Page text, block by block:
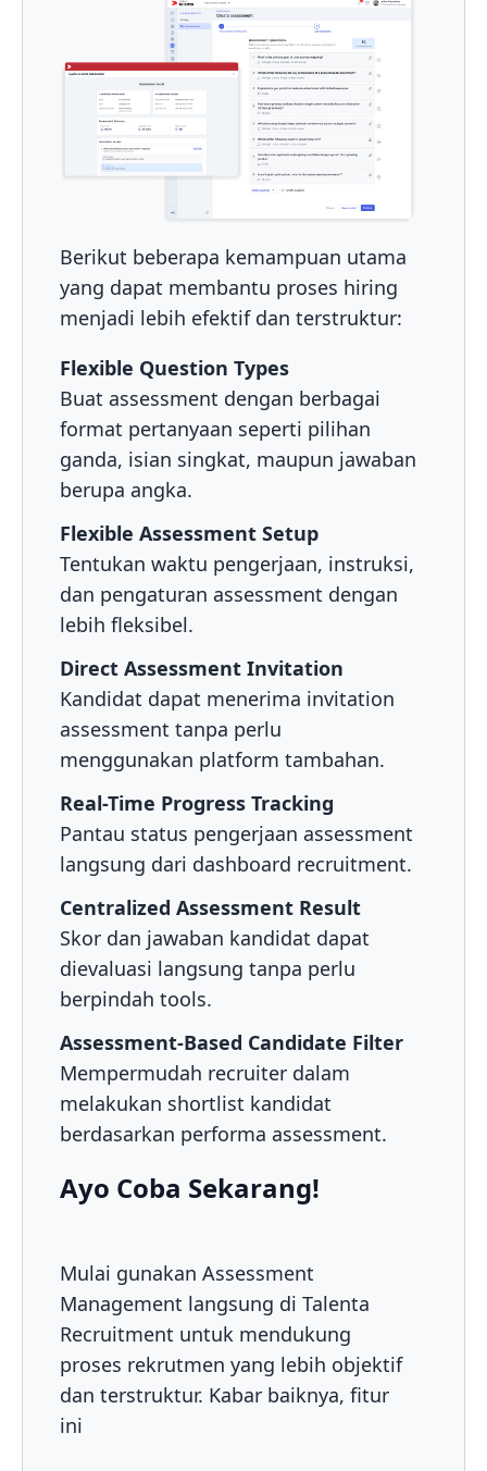
Berikut beberapa kemampuan utama
yang dapat membantu proses hiring
menjadi lebih efektif dan terstruktur:
Flexible Question Types
Buat assessment dengan berbagai
format pertanyaan seperti pilihan
ganda, isian singkat, maupun jawaban
berupa angka.
Flexible Assessment Setup
Tentukan waktu pengerjaan, instruksi,
dan pengaturan assessment dengan
lebih fleksibel.
Direct Assessment Invitation
Kandidat dapat menerima invitation
assessment tanpa perlu
menggunakan platform tambahan.
Real-Time Progress Tracking
Pantau status pengerjaan assessment
langsung dari dashboard recruitment.
Centralized Assessment Result
Skor dan jawaban kandidat dapat
dievaluasi langsung tanpa perlu
berpindah tools.
Assessment-Based Candidate Filter
Mempermudah recruiter dalam
melakukan shortlist kandidat
berdasarkan performa assessment.
Ayo Coba Sekarang!
Mulai gunakan Assessment
Management langsung di Talenta
Recruitment untuk mendukung
proses rekrutmen yang lebih objektif
dan terstruktur. Kabar baiknya, fitur
ini